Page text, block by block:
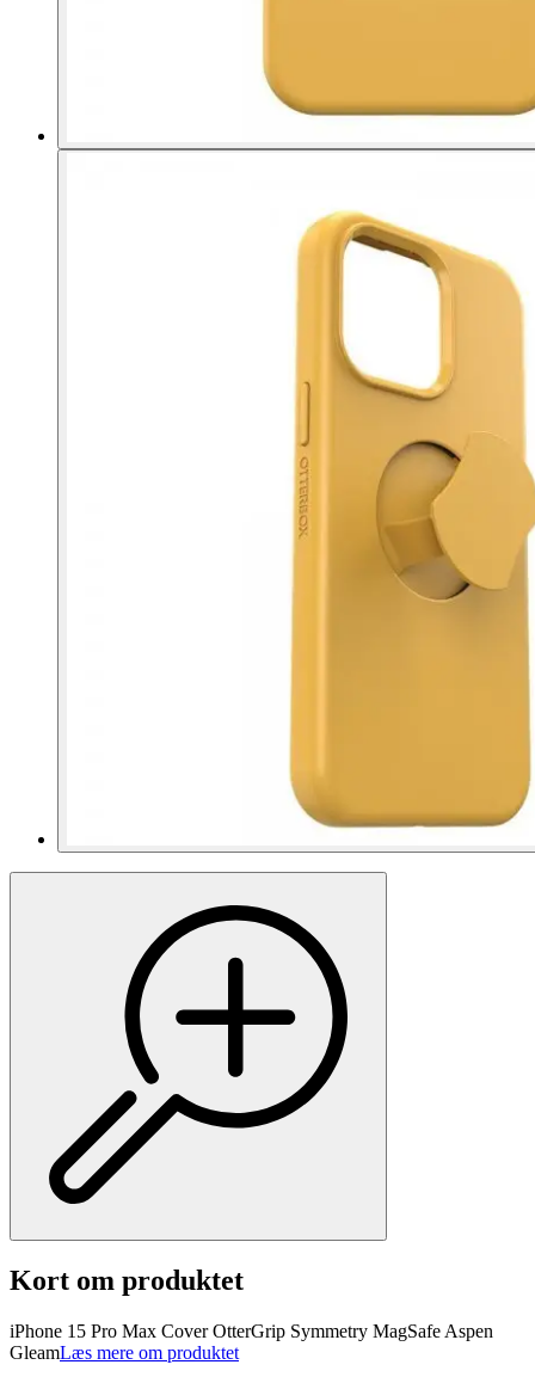
Kort om produktet
iPhone 15 Pro Max Cover OtterGrip Symmetry MagSafe Aspen
GleamLæs mere om produktet